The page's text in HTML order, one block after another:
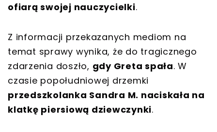
ofiarą swojej nauczycielki.
Z informacji przekazanych mediom na
temat sprawy wynika, że do tragicznego
zdarzenia doszło, gdy Greta spała. W
czasie popołudniowej drzemki
przedszkolanka Sandra M. naciskała na
klatkę piersiową dziewczynki.